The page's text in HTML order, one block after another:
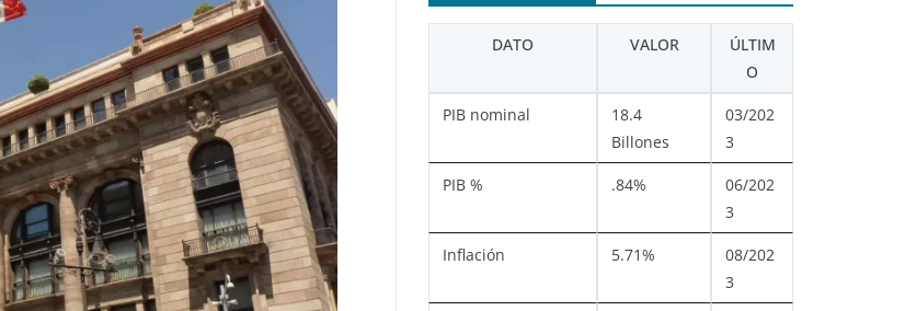
DATO VALOR
ÚLTIM
O
PIB nominal
18.4
Billones
03/202
3
PIB % .84%
06/202
3
Inflación 5.71%
08/202
3